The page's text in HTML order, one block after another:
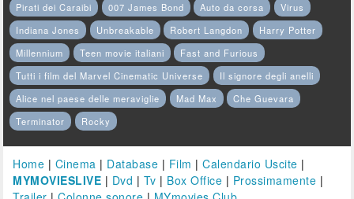
Pirati dei Caraibi
007 James Bond Auto da corsa
Virus
Indiana Jones
Unbreakable Robert Langdon
Harry Potter
Millennium
Teen movie italiani
Fast and Furious
Tutti i film del Marvel Cinematic Universe
Il signore degli anelli
Alice nel paese delle meraviglie
Mad Max
Che Guevara
Terminator
Rocky
Home | Cinema | Database | Film |Calendario Uscite |
MYMOVIESLIVE | Dvd | Tv | Box Office | Prossimamente |